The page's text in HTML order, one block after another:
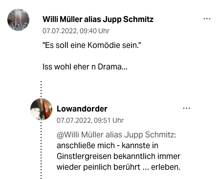
Willi Müller alias Jupp Schmitz
07.07.2022, 09:40 Uhr
"Es soll eine Komödie sein."
Iss wohl eher n Drama...
Lowandorder
07.07.2022, 09:51 Uhr
@Willi Müller alias Jupp Schmitz:
anschließe mich - kannste in
Ginstlergreisen bekanntlich immer
wieder peinlich berührt … erleben.